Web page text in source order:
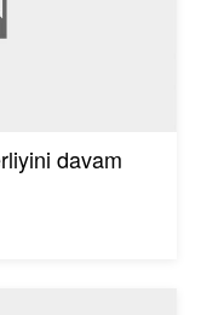
davam